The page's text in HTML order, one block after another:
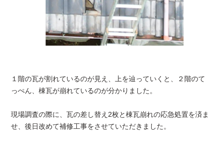
１階の瓦が割れているのが見え、上を辿っていくと、２階のて
っぺん、棟瓦が崩れているのが分かりました。
現場調査の際に、瓦の差し替え2枚と棟瓦崩れの応急処置を済ま
せ、後日改めて補修工事をさせていただきました。